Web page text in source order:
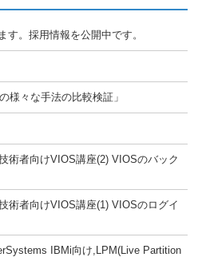
す。採用情報を公開中です。
様々な手法の比較検証」
術者向けVIOS講座(2) VIOSのバック
術者向けVIOS講座(1) VIOSのログイ
IBMi向け,LPM(Live Partition